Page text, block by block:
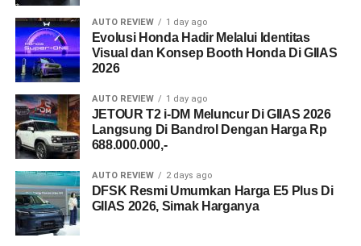
AUTO REVIEW 1 day ago
Evolusi Honda Hadir Melalui Identitas
Visual dan Konsep Booth Honda Di GIIAS
2026
AUTO REVIEW 1 day ago
JETOUR T2 i-DM Meluncur Di GIIAS 2026
Langsung Di Bandrol Dengan Harga Rp
688.000.000,-
AUTO REVIEW 2 days ago
DFSK Resmi Umumkan Harga E5 Plus Di
GIIAS 2026, Simak Harganya